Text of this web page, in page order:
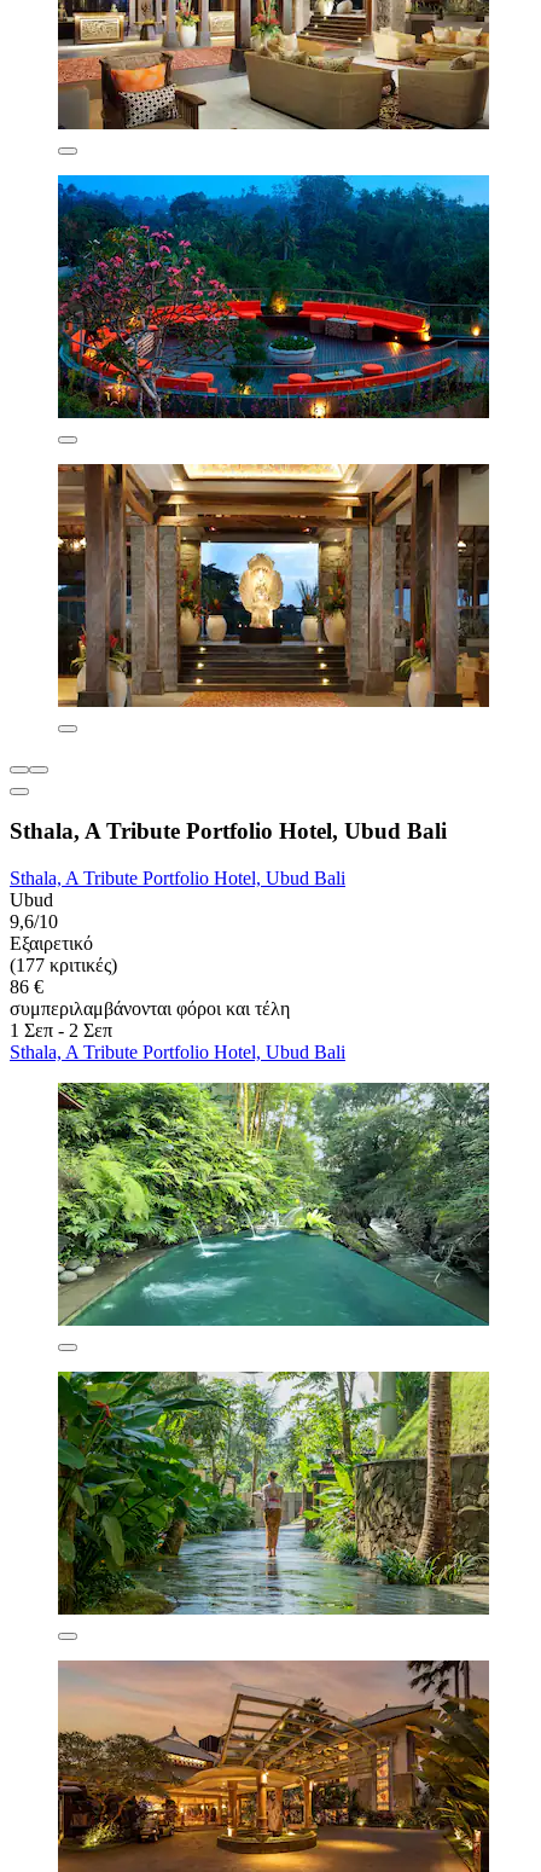
Sthala, A Tribute Portfolio Hotel, Ubud Bali
Sthala, A Tribute Portfolio Hotel, Ubud Bali
Ubud
9,6/10
Εξαιρετικό
(177 κριτικές)
86 €
συμπεριλαμβάνονται φόροι και τέλη
1 Σεπ - 2 Σεπ
Sthala, A Tribute Portfolio Hotel, Ubud Bali